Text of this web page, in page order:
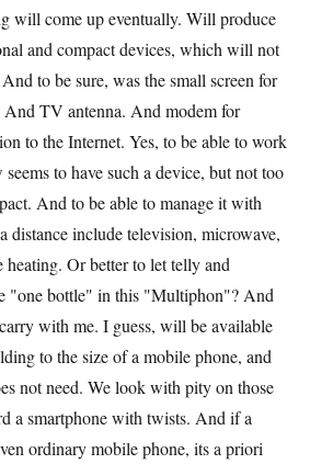
will come up eventually. Will produce
and compact devices, which will not
to be sure, was the small screen for
And TV antenna. And modem for
to the Internet. Yes, to be able to work
to have such a device, but not too
And to be able to manage it with
distance include television, microwave,
heating. Or better to let telly and
"one bottle" in this "Multiphon"? And
with me. I guess, will be available
to the size of a mobile phone, and
not need. We look with pity on those
a smartphone with twists. And if a
ordinary mobile phone, its a priori